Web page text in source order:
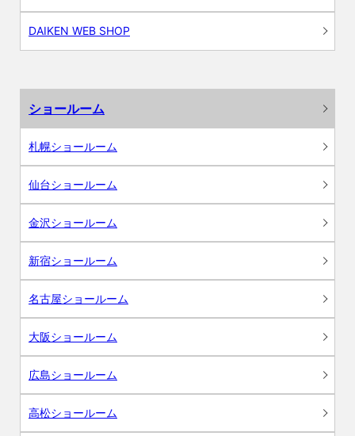
DAIKEN WEB SHOP
ショールーム
札幌ショールーム
仙台ショールーム
金沢ショールーム
新宿ショールーム
名古屋ショールーム
大阪ショールーム
広島ショールーム
高松ショールーム